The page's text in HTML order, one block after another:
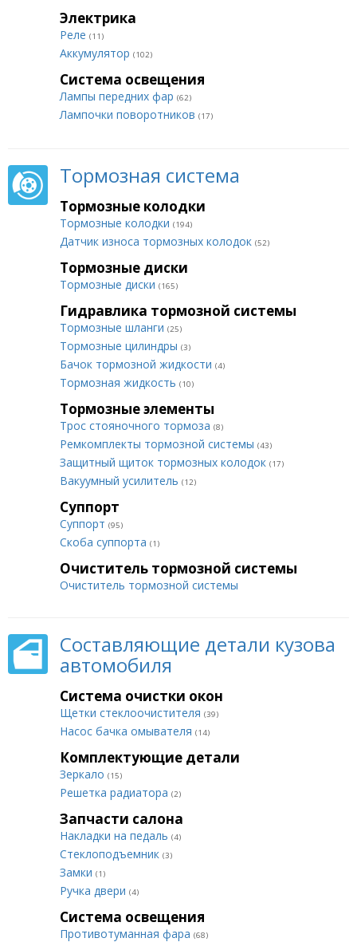
Электрика
Реле (11)
Аккумулятор (102)
Система освещения
Лампы передних фар (62)
Лампочки поворотников (17)
Тормозная система
Тормозные колодки
Тормозные колодки (194)
Датчик износа тормозных колодок (52)
Тормозные диски
Тормозные диски (165)
Гидравлика тормозной системы
Тормозные шланги (25)
Тормозные цилиндры (3)
Бачок тормозной жидкости (4)
Тормозная жидкость (10)
Тормозные элементы
Трос стояночного тормоза (8)
Ремкомплекты тормозной системы (43)
Защитный щиток тормозных колодок (17)
Вакуумный усилитель (12)
Суппорт
Суппорт (95)
Скоба суппорта (1)
Очиститель тормозной системы
Очиститель тормозной системы
Составляющие детали кузова
автомобиля
Система очистки окон
Щетки стеклоочистителя (39)
Насос бачка омывателя (14)
Комплектующие детали
Зеркало (15)
Решетка радиатора (2)
Запчасти салона
Накладки на педаль (4)
Стеклоподъемник (3)
Замки (1)
Ручка двери (4)
Система освещения
Противотуманная фара (68)